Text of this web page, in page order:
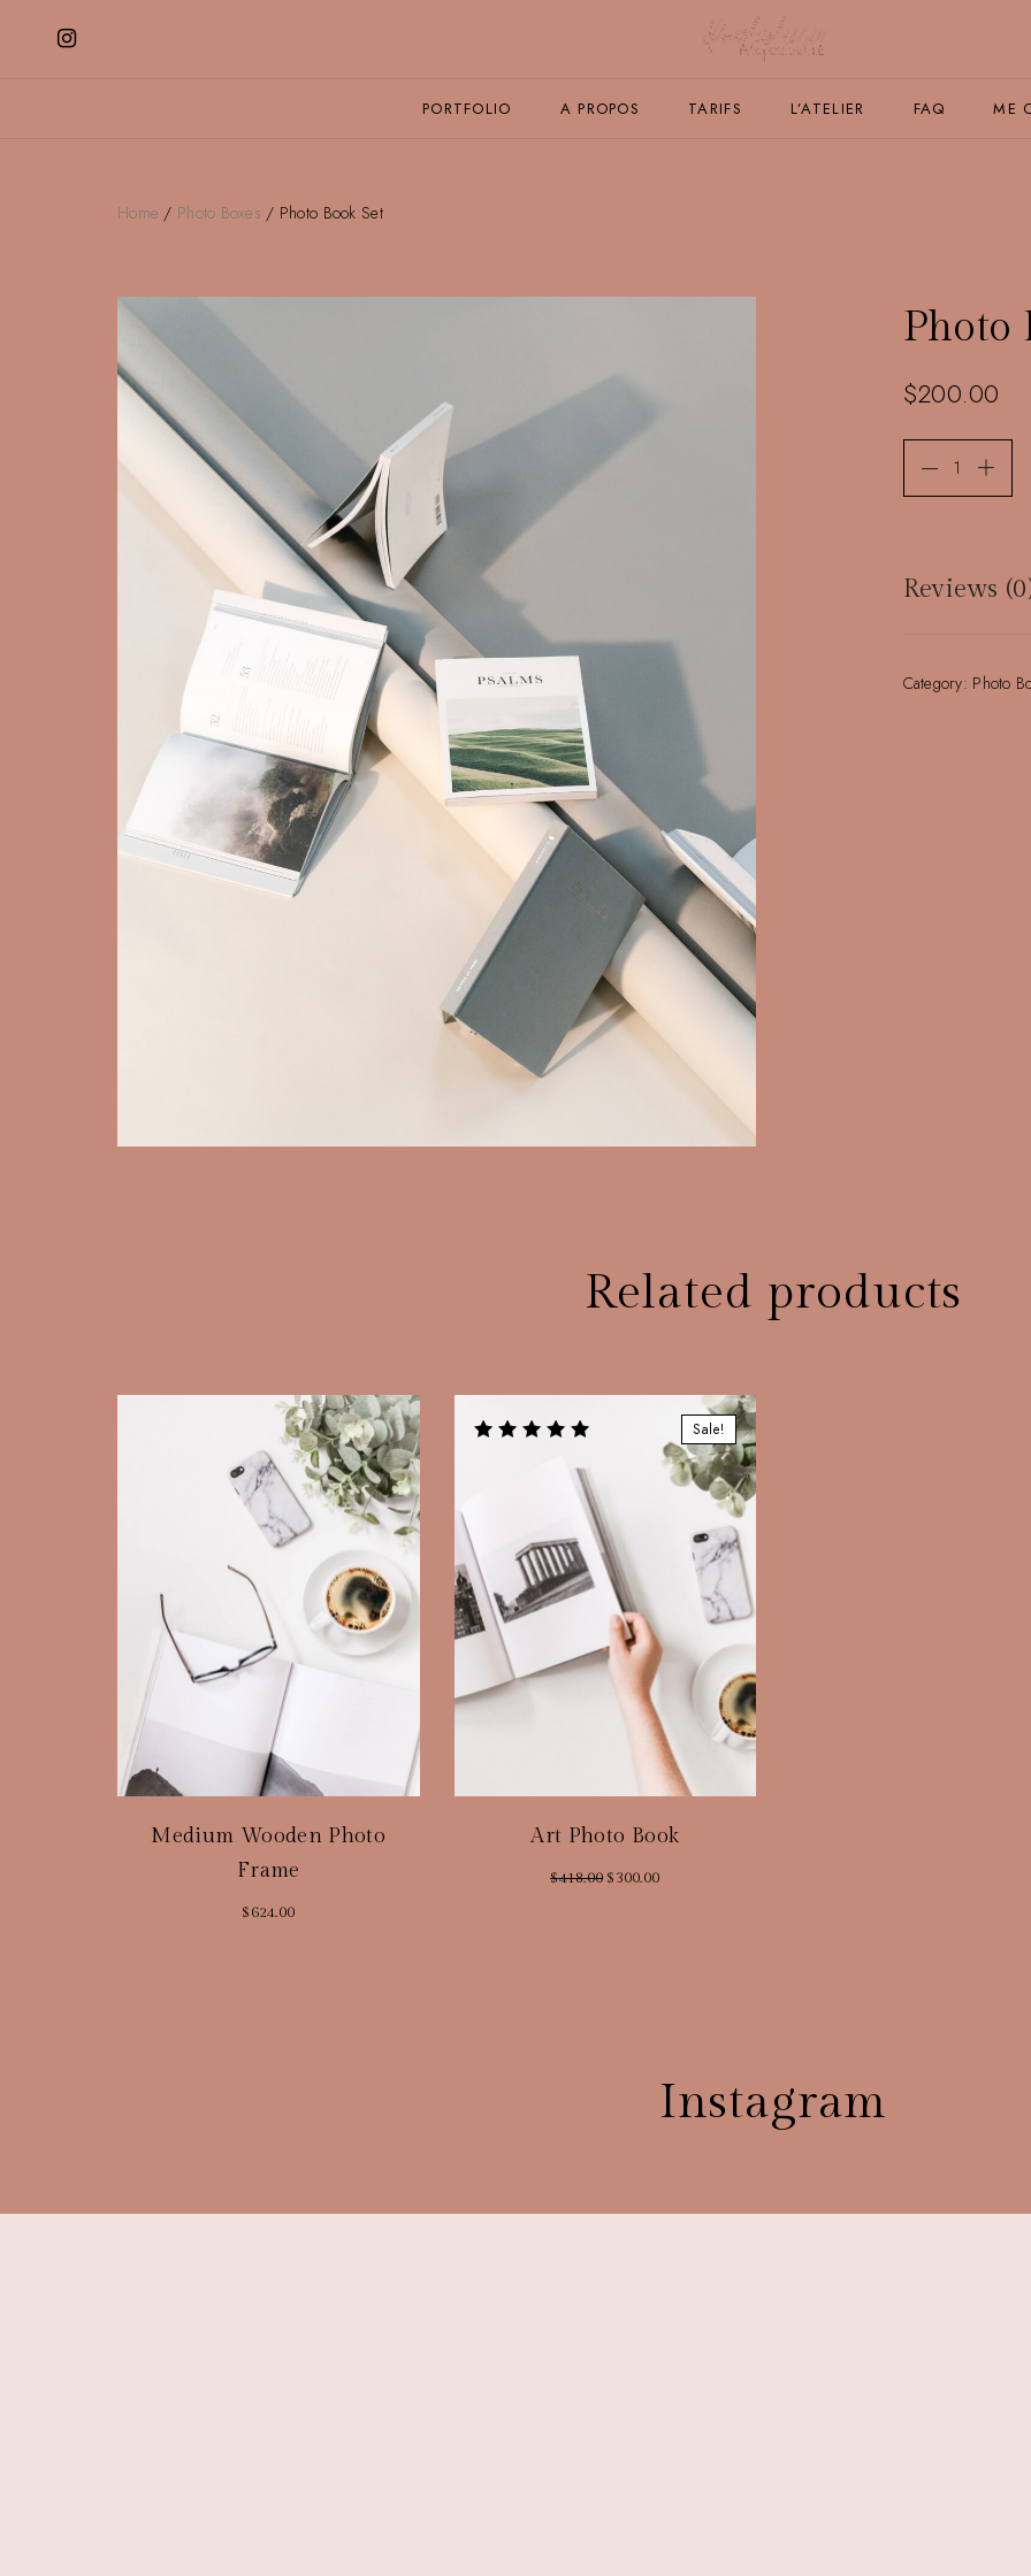
PORTFOLIO A PROPOS TARIFS L’ATELIER FAQ ME
Home / Photo Boxes / Photo Book Set
Photo
$200.00
Reviews
Category: Photo
Related products
Medium Wooden Photo
Frame
$624.00
Sale!
Art Photo Book
$418.00 $300.00
Instagram